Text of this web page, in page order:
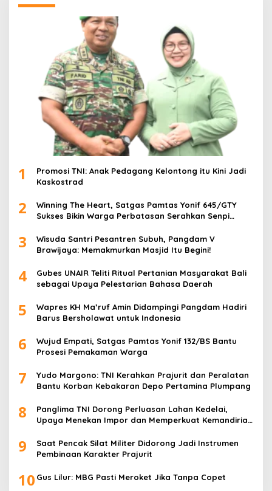
1
Promosi TNI: Anak Pedagang Kelontong itu Kini Jadi
Kaskostrad
2
Winning The Heart, Satgas Pamtas Yonif 645/GTY
Sukses Bikin Warga Perbatasan Serahkan Senpi
3
Wisuda Santri Pesantren Subuh, Pangdam V
Brawijaya: Memakmurkan Masjid Itu Begini!
4
Gubes UNAIR Teliti Ritual Pertanian Masyarakat Bali
sebagai Upaya Pelestarian Bahasa Daerah
5
Wapres KH Ma’ruf Amin Didampingi Pangdam Hadiri
Barus Bersholawat untuk Indonesia
6
Wujud Empati, Satgas Pamtas Yonif 132/BS Bantu
Prosesi Pemakaman Warga
7
Yudo Margono: TNI Kerahkan Prajurit dan Peralatan
Bantu Korban Kebakaran Depo Pertamina Plumpang
8
Panglima TNI Dorong Perluasan Lahan Kedelai,
Upaya Menekan Impor dan Memperkuat Kemandirian
9
Saat Pencak Silat Militer Didorong Jadi Instrumen
Pembinaan Karakter Prajurit
10 Gus Lilur: MBG Pasti Meroket Jika Tanpa Copet